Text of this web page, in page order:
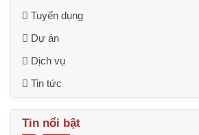
Tuyển dụng
Dự án
Dịch vụ
Tin tức
Tin nổi bật